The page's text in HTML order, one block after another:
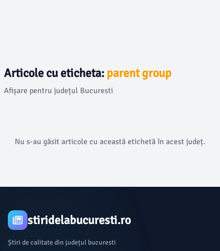
Articole cu eticheta: parent group
Afișare pentru județul Bucuresti
Nu s-au găsit articole cu această etichetă în acest județ.
stiridelabucuresti.ro
Știri de calitate din județul bucuresti